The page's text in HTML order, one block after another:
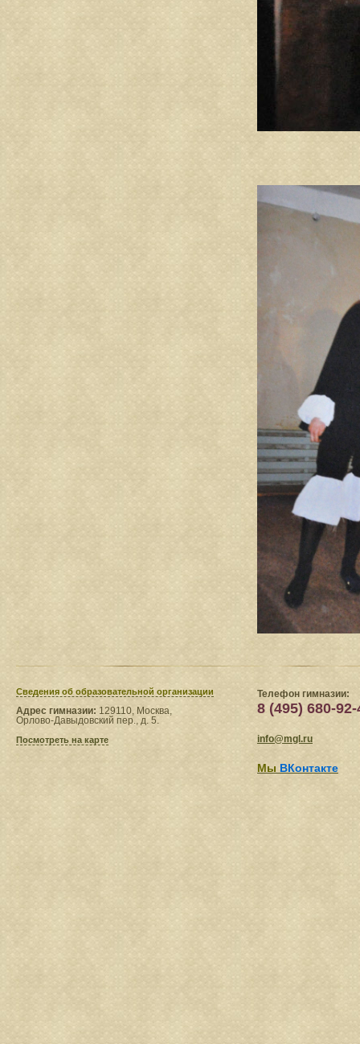
Сведения​ об образовательной организации
Адрес гимназии: 129110, Москва,
Орлово-Давыдовский пер., д. 5.
Посмотреть на карте
Телефон гимназии:
8 (495) 680-92-
info@mgl.ru
Мы ВКонтакте